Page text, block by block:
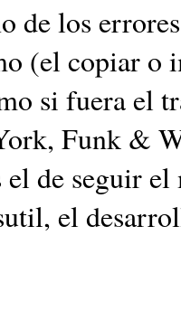
de los
(el copiar o
si fuera el
Funk &
de seguir
el